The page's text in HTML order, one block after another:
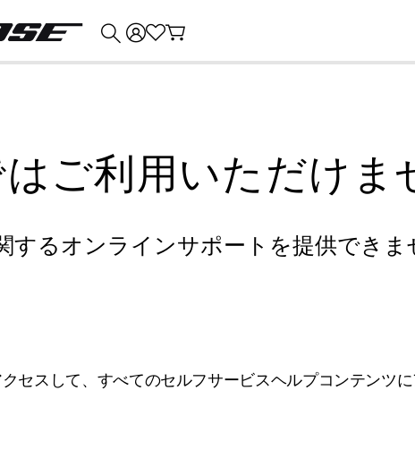
ご利用いただけま
るオンラインサポートを提供できま
セスして、すべてのセルフサービスヘルプコンテンツ